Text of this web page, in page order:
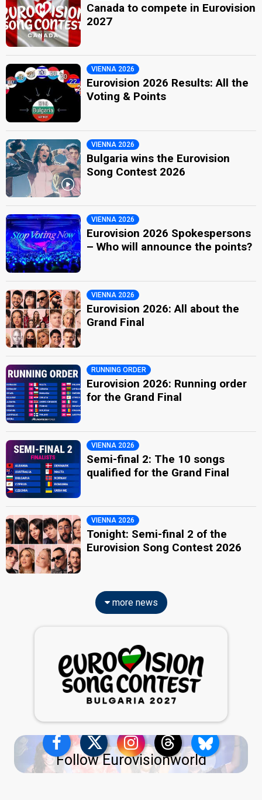
Canada to compete in Eurovision
2027
VIENNA 2026
Eurovision 2026 Results: All the
Voting & Points
VIENNA 2026
Bulgaria wins the Eurovision
Song Contest 2026
VIENNA 2026
Eurovision 2026 Spokespersons
– Who will announce the points?
VIENNA 2026
Eurovision 2026: All about the
Grand Final
RUNNING ORDER
Eurovision 2026: Running order
for the Grand Final
VIENNA 2026
Semi-final 2: The 10 songs
qualified for the Grand Final
VIENNA 2026
Tonight: Semi-final 2 of the
Eurovision Song Contest 2026
more news
Follow Eurovisionworld